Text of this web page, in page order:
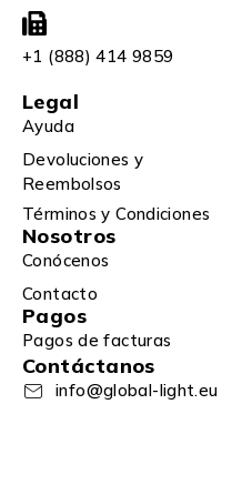
+1 (888) 414 9859
Legal
Ayuda
Devoluciones y
Reembolsos
Términos y Condiciones
Nosotros
Conócenos
Contacto
Pagos
Pagos de facturas
Contáctanos
info@global-light.eu